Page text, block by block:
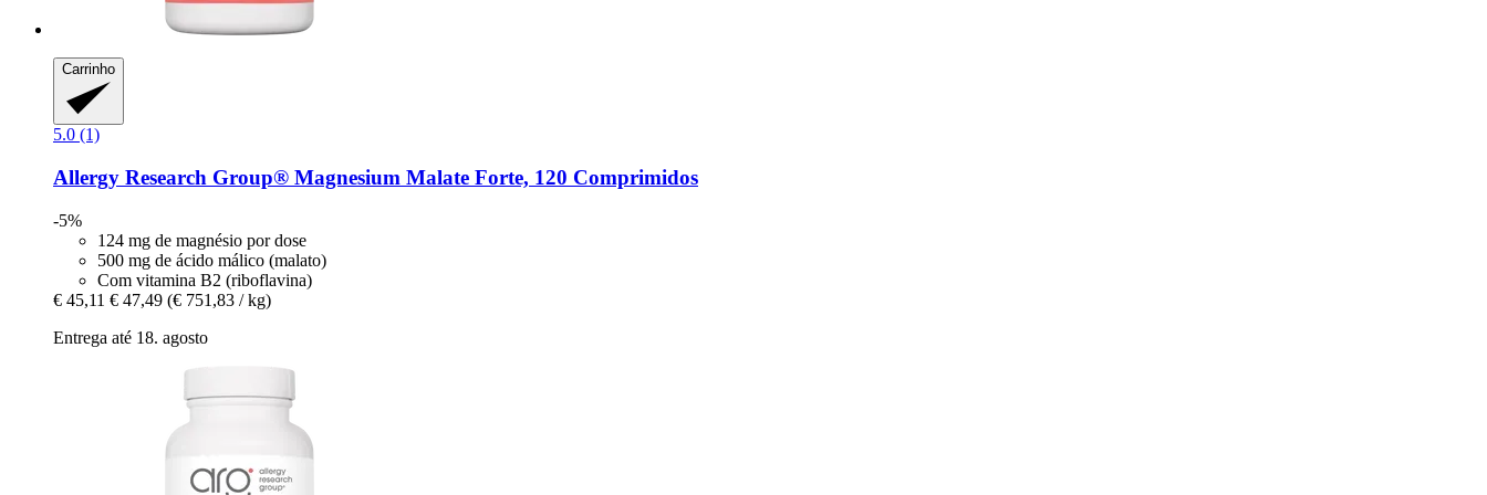
Carrinho
5.0 (1)
Allergy Research Group® Magnesium Malate Forte, 120 Comprimidos
-5%
124 mg de magnésio por dose
500 mg de ácido málico (malato)
Com vitamina B2 (riboflavina)
€ 45,11 € 47,49 (€ 751,83 / kg)
Entrega até 18. agosto